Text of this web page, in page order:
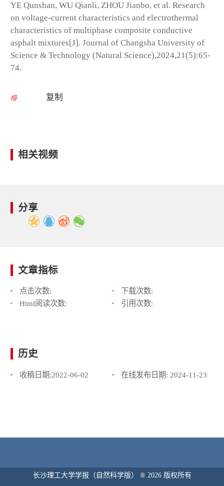
YE Qunshan, WU Qianli, ZHOU Jianbo, et al. Research
on voltage-current characteristics and electrothermal
characteristics of multiphase composite conductive
asphalt mixtures[J]. Journal of Changsha University of
Science & Technology (Natural Science),2024,21(5):65-
74.
复制
相关视频
分享
文章指标
点击次数:
下载次数:
Html阅读次数:
引用次数:
历史
收稿日期:2022-06-02 在线发布日期: 2024-11-23
长沙理工大学学报（自然科学版） ® 2026 版权所有